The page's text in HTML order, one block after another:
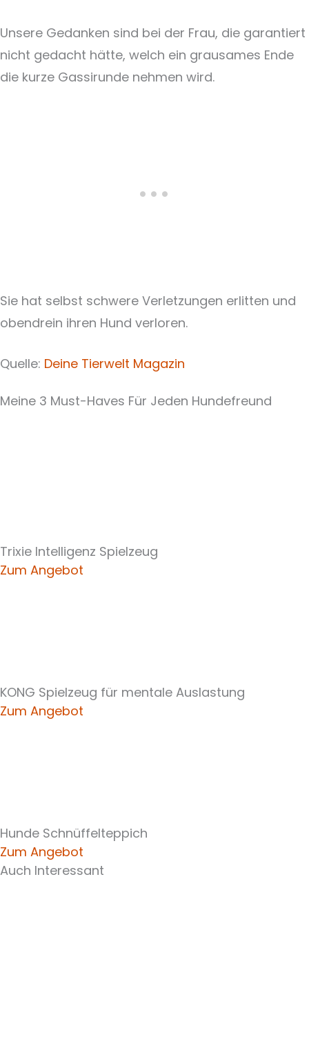
Unsere Gedanken sind bei der Frau, die garantiert
nicht gedacht hätte, welch ein grausames Ende
die kurze Gassirunde nehmen wird.
Sie hat selbst schwere Verletzungen erlitten und
obendrein ihren Hund verloren.
Quelle: Deine Tierwelt Magazin
Meine 3 Must-Haves Für Jeden Hundefreund​
Trixie Intelligenz Spielzeug
Zum Angebot
KONG Spielzeug für mentale Auslastung
Zum Angebot
Hunde Schnüffelteppich
Zum Angebot
Auch Interessant